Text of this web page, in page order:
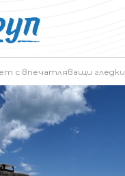
с впечатляващи гледки